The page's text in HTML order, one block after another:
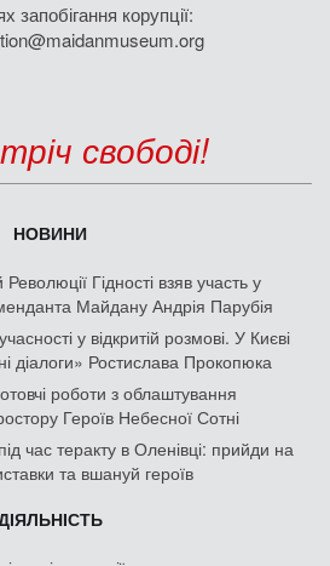
запобігання корупції:
свободі!
НОВИНИ
Гідності взяв участь у
Майдану Андрія Парубія
у відкритій розмові. У Києві
діалоги» Ростислава Прокопюка
роботи з облаштування
Героїв Небесної Сотні
час теракту в Оленівці: прийди на
та вшануй героїв